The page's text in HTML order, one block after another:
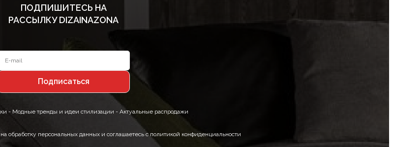
ПОДПИШИТЕСЬ НА
РАССЫЛКУ DIZAINAZONA
- Модные тренды и идеи стилизации - Актуальные распродажи
обработку персональных данных и соглашаетесь с политикой конфиденциальности